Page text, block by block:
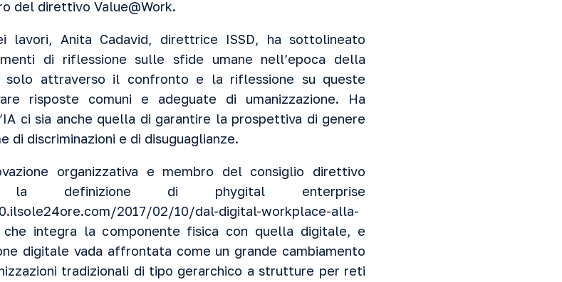
del direttivo Value@Work.
Anita Cadavid, direttrice ISSD, ha sottolineato
di riflessione sulle sfide umane nell’epoca della
solo attraverso il confronto e la riflessione su queste
risposte comuni e adeguate di umanizzazione. Ha
ci sia anche quella di garantire la prospettiva di genere
discriminazioni e di disuguaglianze.
organizzativa e membro del consiglio direttivo
la definizione di phygital enterprise
2017/02/10/dal-digital-workplace-alla-
che integra la componente fisica con quella digitale, e
digitale vada affrontata come un grande cambiamento
tradizionali di tipo gerarchico a strutture per reti